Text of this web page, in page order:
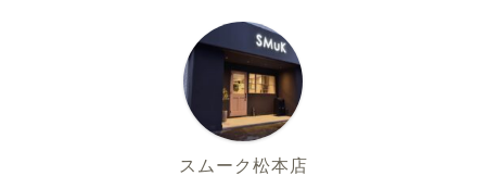
スムーク松本店